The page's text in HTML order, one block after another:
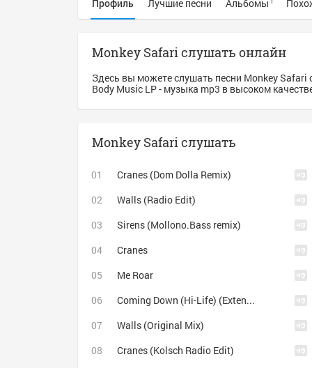
Профиль Лучшие песни Альбомы
Monkey Safari слушать онлайн
Здесь вы можете слушать песни Monkey
Body Music LP - музыка mp3 в высоком
Monkey Safari слушать
Cranes (Dom Dolla Remix)
Walls (Radio Edit)
Sirens (Mollono.Bass remix)
Cranes
Me Roar
Coming Down (Hi-Life) (Extended Mix)
Walls (Original Mix)
Cranes (Kolsch Radio Edit)